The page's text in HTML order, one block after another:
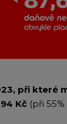
při které
Kč (při